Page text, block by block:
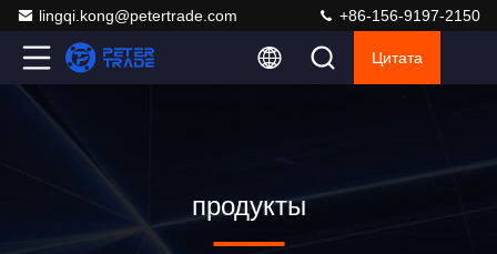
lingqi.kong@petertrade.com +86-156-9197-2150
Цитата
продукты